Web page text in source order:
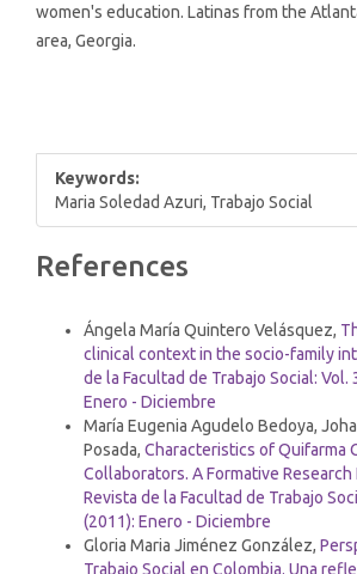
women's education. Latinas from the
area, Georgia.
Keywords:
Maria Soledad Azuri, Trabajo Social
Article
References
Ángela María Quintero Velásquez,
clinical context in the socio-family
de la Facultad de Trabajo Social: Vol.
Enero - Diciembre
María Eugenia Agudelo Bedoya,
Posada, Characteristics of Quifarma
Collaborators. A Formative Research
Revista de la Facultad de Trabajo
(2011): Enero - Diciembre
Gloria Maria Jiménez González,
Trabajo Social en Colombia. Una